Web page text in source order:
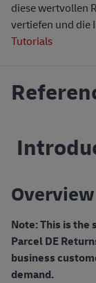
diese wertvollen
vertiefen und die
Tutorials
Overview
Note: This is the
Parcel DE
business
demand.